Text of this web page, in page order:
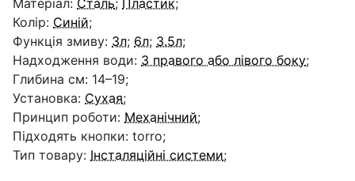
Колір: Синій;
Функція змиву: 3л; 6л; 3.5л;
Надходження води: З правого або лівого боку;
Глибина см: 14–19;
Установка: Сухая;
Принцип роботи: Механічний;
Підходять кнопки: torro;
Тип товару: Інсталяційні системи;